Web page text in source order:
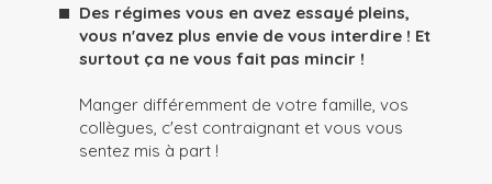
Des régimes vous en avez essayé pleins,
vous n'avez plus envie de vous interdire ! Et
surtout ça ne vous fait pas mincir !
Manger différemment de votre famille, vos
collègues, c'est contraignant et vous vous
sentez mis à part !